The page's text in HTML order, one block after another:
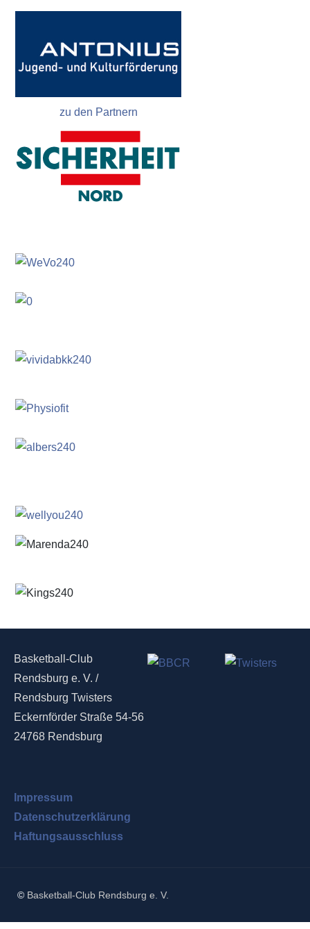
zu den Partnern
Basketball-Club
Rendsburg e. V. /
Rendsburg Twisters
Eckernförder Straße 54-56
24768 Rendsburg
Impressum
Datenschutzerklärung
Haftungsausschluss
© Basketball-Club Rendsburg e. V.